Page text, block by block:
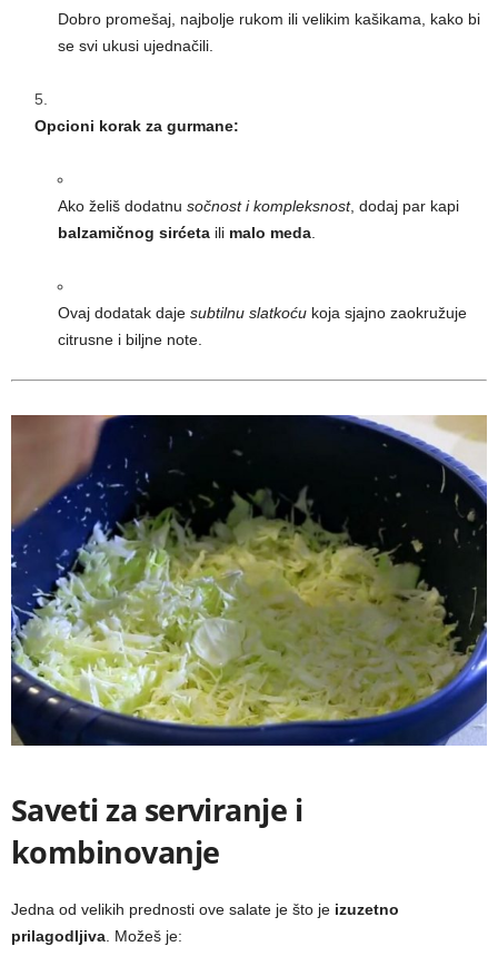
Dobro promešaj, najbolje rukom ili velikim kašikama, kako bi
se svi ukusi ujednačili.
Opcioni korak za gurmane:
Ako želiš dodatnu sočnost i kompleksnost, dodaj par kapi
balzamičnog sirćeta ili malo meda
Ovaj dodatak daje subtilnu slatkoću koja sjajno zaokružuje
citrusne i biljne note.
Saveti za serviranje i
kombinovanje
Jedna od velikih prednosti ove salate je što je izuzetno
prilagodljiva. Možeš je: